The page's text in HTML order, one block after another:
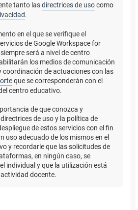
tanto lasdirectrices de usocomo
.
en el que se verifique el
de Google Workspace for
será a nivel de centro
los medios de comunicación
coordinación de actuaciones con las
que se corresponderán con el
centro educativo.
de que conozca y
de uso y la política de
de estos servicios con el fin
uso adecuado de los mismos en el
y recordarle que las solicitudes de
en ningún caso, se
individual y que la utilización está
docente.